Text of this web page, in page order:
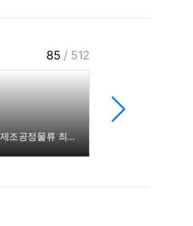
AI 기반의 제조공정물류 최적화 기술 개발 킥오프 미팅
85 / 512